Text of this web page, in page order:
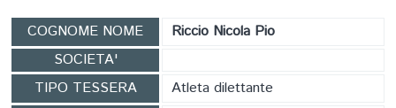
COGNOME NOME
Riccio Nicola Pio
SOCIETA'
TIPO TESSERA
Atleta dilettante